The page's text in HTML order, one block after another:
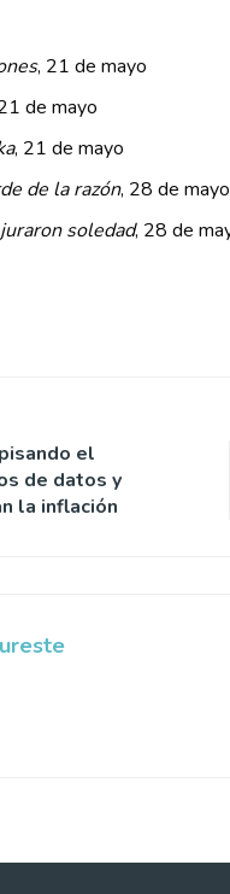
, 21 de mayo
de mayo
, 21 de mayo
de la razón, 28 de mayo
soledad, 28 de
el
de datos y
la inflación